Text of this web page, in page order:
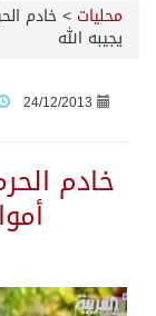
محليات >خادم
يجيبه الله
24/12/2013
خادم